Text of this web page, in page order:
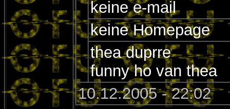
keine e-mail
keine Homepage
thea duprre
funny ho van thea
10.12.2005 - 22:02